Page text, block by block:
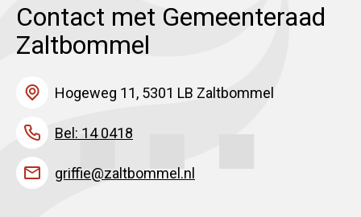
Contact met Gemeenteraad
Zaltbommel
Hogeweg 11, 5301 LB Zaltbommel
Bel: 14 0418
griffie@zaltbommel.nl